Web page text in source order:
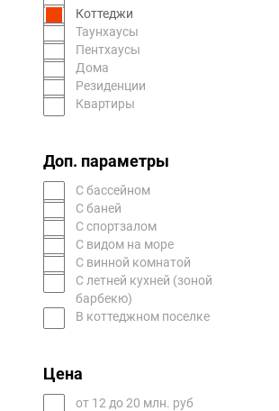
Коттеджи
Таунхаусы
Пентхаусы
Дома
Резиденции
Квартиры
Доп. параметры
С бассейном
С баней
С спортзалом
С видом на море
С винной комнатой
С летней кухней (зоной
барбекю)
В коттеджном поселке
Цена
oт 12 до 20 млн. руб